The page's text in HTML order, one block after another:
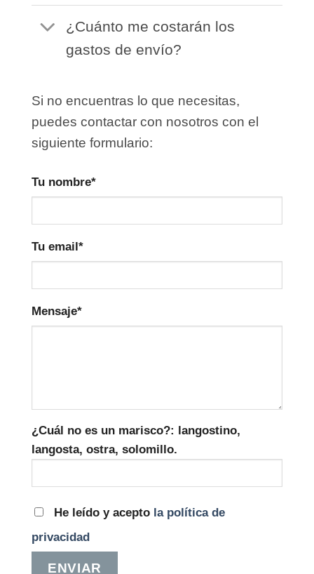
¿Cuánto me costarán los
gastos de envío?
Si no encuentras lo que necesitas,
puedes contactar con nosotros con el
siguiente formulario:
Tu nombre*
Tu email*
Mensaje*
¿Cuál no es un marisco?: langostino,
langosta, ostra, solomillo.
He leído y acepto la política de
privacidad